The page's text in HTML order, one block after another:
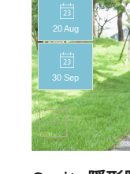
20 Aug
30 Sep